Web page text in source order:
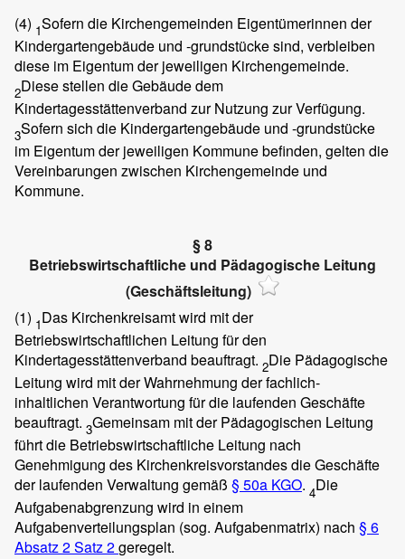
(4) 1Sofern die Kirchengemeinden Eigentümerinnen der
Kindergartengebäude und -grundstücke sind, verbleiben
diese im Eigentum der jeweiligen Kirchengemeinde.
2Diese stellen die Gebäude dem
Kindertagesstättenverband zur Nutzung zur Verfügung.
3Sofern sich die Kindergartengebäude und -grundstücke
im Eigentum der jeweiligen Kommune befinden, gelten die
Vereinbarungen zwischen Kirchengemeinde und
Kommune.
§ 8
Betriebswirtschaftliche und Pädagogische Leitung
(Geschäftsleitung)
(1) 1Das Kirchenkreisamt wird mit der
Betriebswirtschaftlichen Leitung für den
Kindertagesstättenverband beauftragt. 2Die Pädagogische
Leitung wird mit der Wahrnehmung der fachlich-
inhaltlichen Verantwortung für die laufenden Geschäfte
beauftragt. 3Gemeinsam mit der Pädagogischen Leitung
führt die Betriebswirtschaftliche Leitung nach
Genehmigung des Kirchenkreisvorstandes die Geschäfte
der laufenden Verwaltung gemäß § 50a KGO. 4Die
Aufgabenabgrenzung wird in einem
Aufgabenverteilungsplan (sog. Aufgabenmatrix) nach § 6
Absatz 2 Satz 2geregelt.